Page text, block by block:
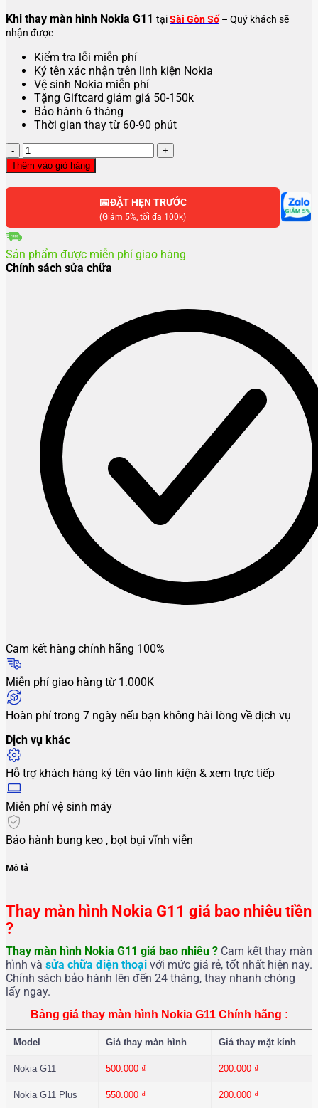
Khi thay màn hình Nokia G11 tạiSài Gòn Số – Quý khách sẽ
nhận được
Kiểm tra lỗi miễn phí
Ký tên xác nhận trên linh kiện Nokia
Vệ sinh Nokia miễn phí
Tặng Giftcard giảm giá 50-150k
Bảo hành 6 tháng
Thời gian thay từ 60-90 phút
Thay
màn
hình
Nokia
lượng
Thêm vào giỏ hàng
📅ĐẶT HẸN TRƯỚC
(Giảm 5%, tối đa 100k)
Sản phẩm được miễn phí giao hàng
Chính sách sửa chữa
Cam kết hàng chính hãng 100%
Miễn phí giao hàng từ 1.000K
Hoàn phí trong 7 ngày nếu bạn không hài lòng về dịch vụ
Dịch vụ khác
Hỗ trợ khách hàng ký tên vào linh kiện & xem trực tiếp
Miễn phí vệ sinh máy
Bảo hành bung keo , bọt bụi vĩnh viễn
Mô tả
Thay màn hình Nokia G11 giá bao nhiêu tiền
?
Thay màn hình Nokia G11 giá bao nhiêu ? Cam kết thay màn
hình và sửa chữa điện thoại với mức giá rẻ, tốt nhất hiện nay.
Chính sách bảo hành lên đến 24 tháng, thay nhanh chóng
lấy ngay.
Bảng giá thay màn hình Nokia G11 Chính hãng :
Model Giá thay màn hình Giá thay mặt kính
Nokia G11 500.000 ₫ 200.000 ₫
Nokia G11 Plus 550.000 ₫ 200.000 ₫